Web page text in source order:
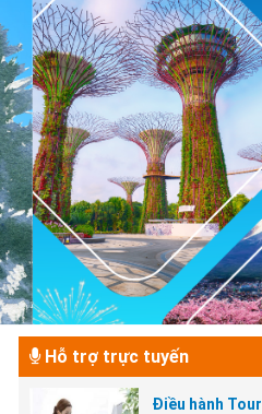
Hỗ trợ trực tuyến
Điều hành Tour